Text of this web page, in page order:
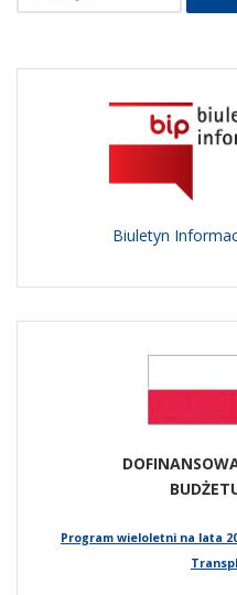
Biuletyn
Program wieloletni na lata